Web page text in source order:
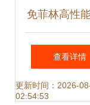
免菲林高性
设备 开启金
表面装饰新
查看详情
更新时间：2026-
02:54:53